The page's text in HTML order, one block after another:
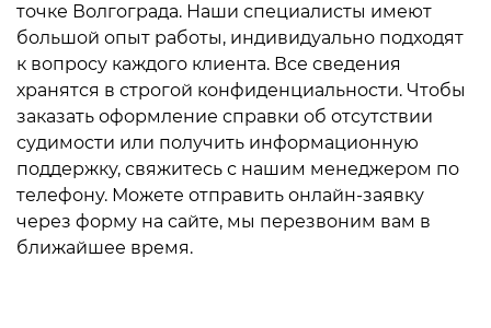
точке Волгограда. Наши специалисты имеют
большой опыт работы, индивидуально подходят
к вопросу каждого клиента. Все сведения
хранятся в строгой конфиденциальности. Чтобы
заказать оформление справки об отсутствии
судимости или получить информационную
поддержку, свяжитесь с нашим менеджером по
телефону. Можете отправить онлайн-заявку
через форму на сайте, мы перезвоним вам в
ближайшее время.